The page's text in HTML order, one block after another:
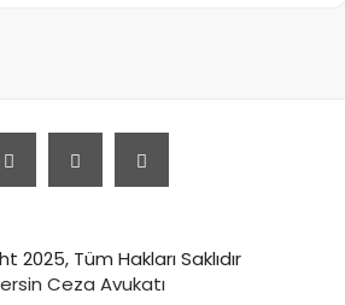
2025, Tüm Hakları Saklıdır
Ceza Avukatı